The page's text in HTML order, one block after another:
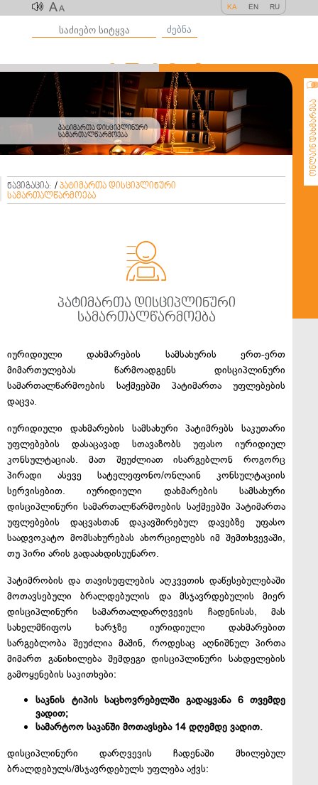
AA KA EN RU
ძებნა
პატიმართა დისციპლინური
სამართალწარმოება
ონლაინ დახმარება
ნავიგაცია: / პატიმართა დისციპლინური
სამართალწარმოება

პატიმართა დისციპლინური
სამართალწარმოება
იურიდიული დახმარების სამსახურის ერთ-ერთ
მიმართულებას წარმოადგენს დისციპლინური
სამართალწარმოების საქმეებში პატიმართა უფლებების
დაცვა.
იურიდიული დახმარების სამსახური პატიმრებს საკუთარი
უფლებების დასაცავად სთავაზობს უფასო იურიდიულ
კონსულტაციას. მათ შეუძლიათ ისარგებლონ როგორც
პირადი ასევე სატელეფონო/ონლაინ კონსულტაციის
სერვისებით. იურიდიული დახმარების სამსახური
დისციპლინური სამართალწარმოების საქმეებში პატიმართა
უფლებების დაცვასთან დაკავშირებულ დავებზე უფასო
საადვოკატო მომსახურებას ახორციელებს იმ შემთხვევაში,
თუ პირი არის გადაახდისუუნარო.
პატიმრობის და თავისუფლების აღკვეთის დაწესებულებაში
მოთავსებული ბრალდებულის და მსჯავრდებულის მიერ
დისციპლინური სამართალდარღვევის ჩადენისას, მას
სახელმწიფოს ხარჯზე იურიდიული დახმარებით
სარგებლობა შეუძლია მაშინ, როდესაც აღნიშნულ პირთა
მიმართ განიხილება შემდეგი დისციპლინური სახდელების
გამოყენების საკითხები:
საკნის ტიპის საცხოვრებელში გადაყვანა 6 თვემდე
ვადით;
სამარტოო საკანში მოთავსება 14 დღემდე ვადით.
დისციპლინური დარღვევის ჩადენაში მხილებულ
ბრალდებულს/მსჯავრდებულს უფლება აქვს: